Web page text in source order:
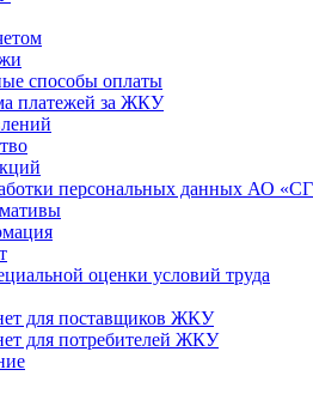
способы оплаты
платежей за ЖКУ
персональных данных АО
оценки условий труда
для поставщиков ЖКУ
для потребителей ЖКУ